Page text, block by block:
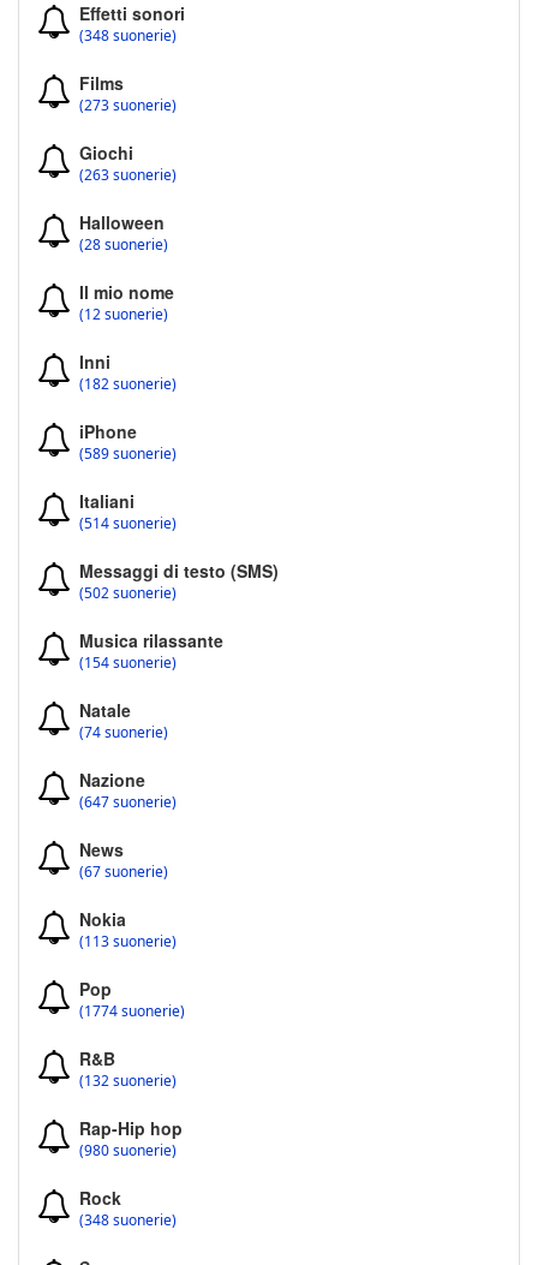
Effetti sonori
(348 suonerie)
Films
(273 suonerie)
Giochi
(263 suonerie)
Halloween
(28 suonerie)
Il mio nome
(12 suonerie)
Inni
(182 suonerie)
iPhone
(589 suonerie)
Italiani
(514 suonerie)
Messaggi di testo (SMS)
(502 suonerie)
Musica rilassante
(154 suonerie)
Natale
(74 suonerie)
Nazione
(647 suonerie)
News
(67 suonerie)
Nokia
(113 suonerie)
Pop
(1774 suonerie)
R&B
(132 suonerie)
Rap-Hip hop
(980 suonerie)
Rock
(348 suonerie)